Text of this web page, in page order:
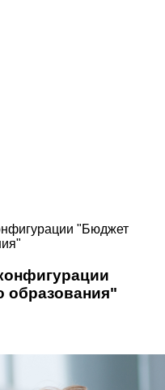
"Бюджет
образования"